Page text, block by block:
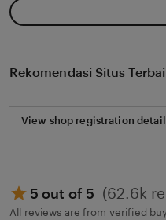
Rekomendasi Situs
View shop registration
5 out of 5 (62.6k
All reviews are from verified